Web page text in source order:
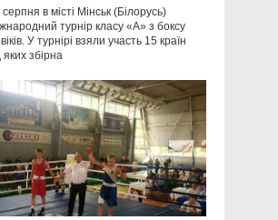
в місті Мінськ (Білорусь)
турнір класу «А» з боксу
У турнірі взяли участь 15 країн
яких збірна